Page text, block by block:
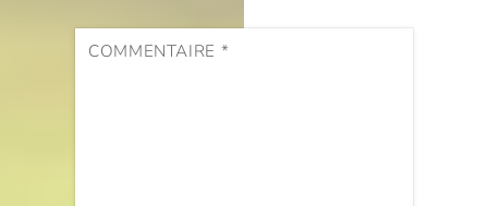
COMMENTAIRE *